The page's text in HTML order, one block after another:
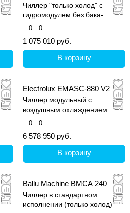
Чиллер "только холод" с
гидромодулем без бака-
аккумулятора
0 0
1 075 010 руб.
В корзину
Electrolux EMASC-880 V2
Чиллер модульный с
воздушным охлаждением
конденсатора
0 0
6 578 950 руб.
В корзину
Ballu Machine BMCA 240
Чиллер в стандартном
исполнении (только холод)